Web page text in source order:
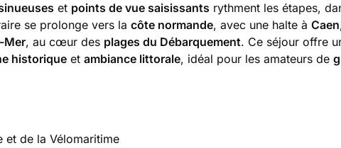
et points de vue saisissants rythment les étapes,
se prolonge vers la côte normande, avec une halte à Caen
Mer, au cœur des plages du Débarquement. Ce séjour offre
historique et ambiance littorale, idéal pour les amateurs de
et de la Vélomaritime